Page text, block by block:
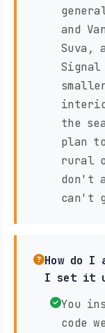
and
Suva,
Signal
the
plan
rural
don't
can't
How do I
I set it
You
code